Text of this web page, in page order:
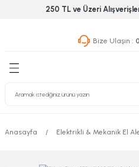
250 TL ve Üzeri
Bize Ulaşın :
Geri Dön
Geri Dön
& Nalburiye
Grubu
Geri Dön
Anasayfa Elektrikli & Mekanik El